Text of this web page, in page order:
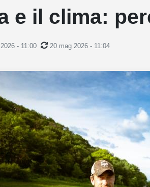
e il clima:
- 11:00 20 mag 2026 - 11:04